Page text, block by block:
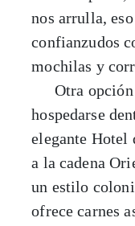
nos arrulla,
confianzudos
mochilas y
Otra
hospedarse
elegante Hotel
a la cadena
un estilo
ofrece carnes